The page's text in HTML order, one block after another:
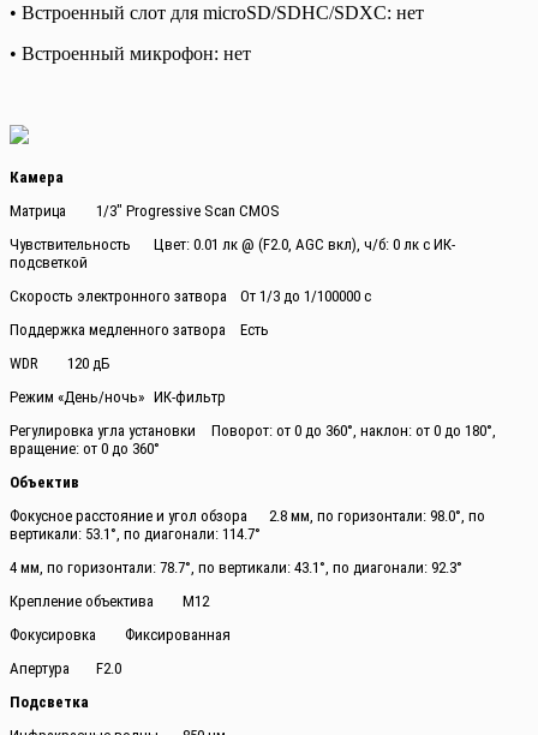
• Встроенный слот для microSD/SDHC/SDXC: нет
• Встроенный микрофон: нет
Камера
Матрица
1/3″ Progressive Scan CMOS
Чувствительность
Цвет: 0.01 лк @ (F2.0, AGC вкл), ч/б: 0 лк с ИК-
подсветкой
Скорость электронного затвора
От 1/3 до 1/100000 с
Поддержка медленного затвора
Есть
WDR
120 дБ
Режим «День/ночь» ИК-фильтр
Регулировка угла установки
Поворот: от 0 до 360°, наклон: от 0 до 180°,
вращение: от 0 до 360°
Объектив
Фокусное расстояние и угол обзора
2.8 мм, по горизонтали: 98.0°, по
вертикали: 53.1°, по диагонали: 114.7°
4 мм, по горизонтали: 78.7°, по вертикали: 43.1°, по диагонали: 92.3°
Крепление объектива
M12
Фокусировка
Фиксированная
Апертура
F2.0
Подсветка